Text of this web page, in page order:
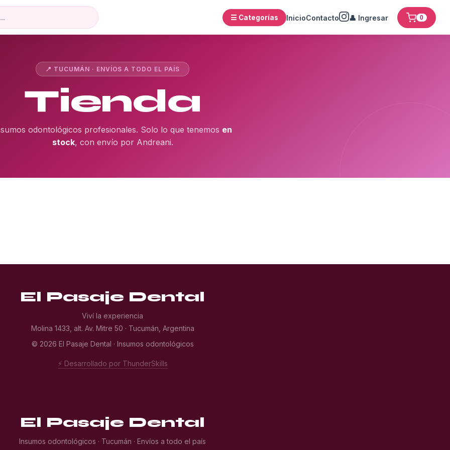
☰ Categorías InicioContacto 👤 Ingresar 0
📍 TUCUMÁN · ENVÍOS A TODO EL PAÍS
Tienda
odontológicos profesionales. Solo lo que tenemos en
stock, con envío por Andreani.
El Pasaje Dental
Viví la experiencia
Molina 1433, alt. Av. Mitre 50 · Tucumán, Argentina
© 2026 El Pasaje Dental · Insumos odontológicos
⚡ Desarrollado por ThunderSkills
El Pasaje Dental
Insumos odontológicos · Tucumán · Envíos a todo el país